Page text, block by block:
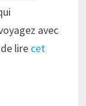
avec
lire cet